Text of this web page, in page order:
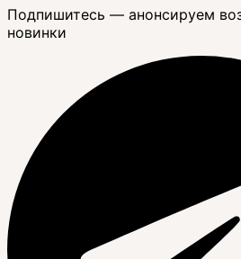
Подпишитесь — анонсируем
новинки